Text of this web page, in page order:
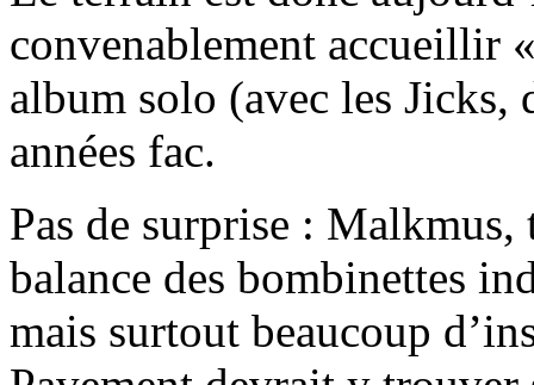
convenablement accueillir
album solo (avec les Jicks,
années fac.
Pas de surprise :
balance des bombinettes
mais surtout beaucoup